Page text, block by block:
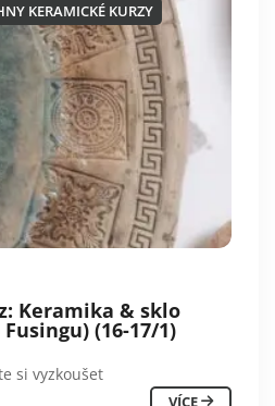
KERAMICKÉ KURZY
Keramika & sklo
(16-17/1)
si vyzkoušet
VÍCE